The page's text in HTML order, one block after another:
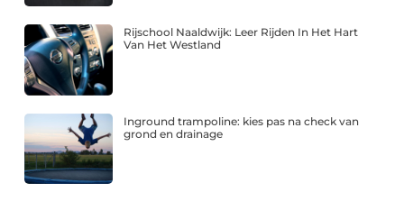
Rijschool Naaldwijk: Leer Rijden In Het Hart
Van Het Westland
Inground trampoline: kies pas na check van
grond en drainage